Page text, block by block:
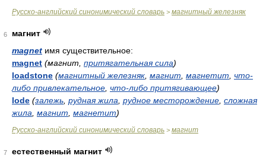
Русско-английский синонимический словарь > магнитный железняк
6
магнит
magnet имя существительное:
magnet (магнит, притягательная сила)
loadstone (магнитный железняк магнит магнетит
что-
либо привлекательное что-либо притягивающее)
lode (залежь рудная жила рудное месторождение сложная
жила магнит магнетит)
Русско-английский синонимический словарь > магнит
7
естественный магнит